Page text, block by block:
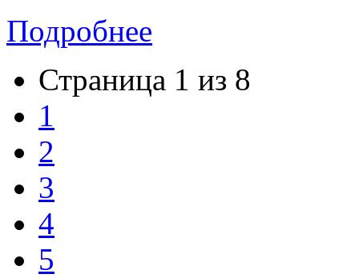
Подробнее
Страница 1 из 8
1
2
3
4
5